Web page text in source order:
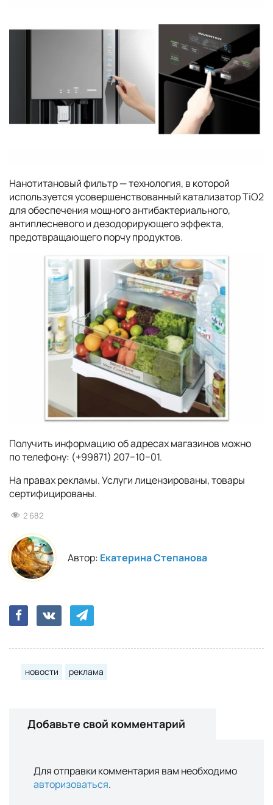
Нанотитановый фильтр — технология, в которой
используется усовершенствованный катализатор TiO2
для обеспечения мощного антибактериального,
антиплесневого и дезодорирующего эффекта,
предотвращающего порчу продуктов.
Получить информацию об адресах магазинов можно
по телефону: (+99871) 207−10−01.
На правах рекламы. Услуги лицензированы, товары
сертифицированы.
2 682
Автор: Екатерина Степанова
новости реклама
Добавьте свой комментарий
Для отправки комментария вам необходимо
авторизоваться.